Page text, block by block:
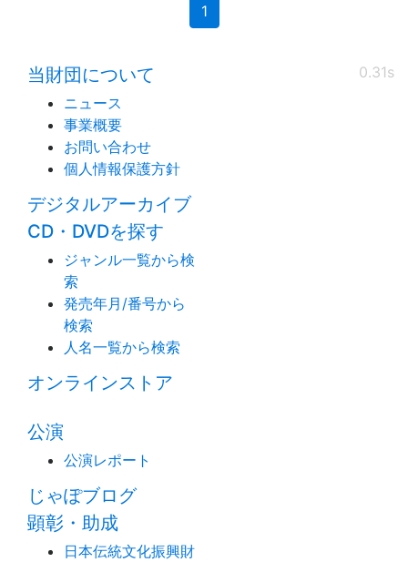
1(current)
0.31s
当財団について
ニュース
事業概要
お問い合わせ
個人情報保護方針
デジタルアーカイブ
CD・DVDを探す
ジャンル一覧から検
索
発売年月/番号から
検索
人名一覧から検索
オンラインストア
公演
公演レポート
じゃぽブログ
顕彰・助成
日本伝統文化振興財